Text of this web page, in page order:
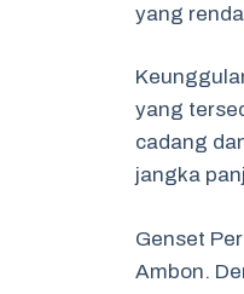
yang
yang
cadang
jangka
Genset
Ambon.